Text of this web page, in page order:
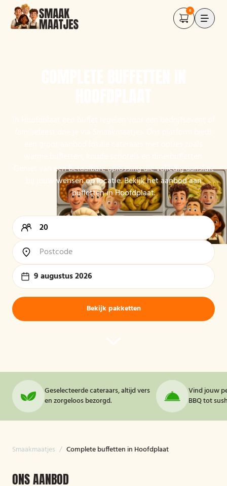
0
Geniet van een betaalbare oplossing die volledig aansluit
bij jouw wensen op locatie. Bekijk het aanbod aan
buffetten in Hoofdplaat.
9 augustus 2026
Bekijk pakketten
Geselecteerde cateraars, altijd vers
en zorgeloos bezorgd.
Vind jouw
BBQ tot
Smaakmaatjes / Complete buffetten in Hoofdplaat
ONS AANBOD